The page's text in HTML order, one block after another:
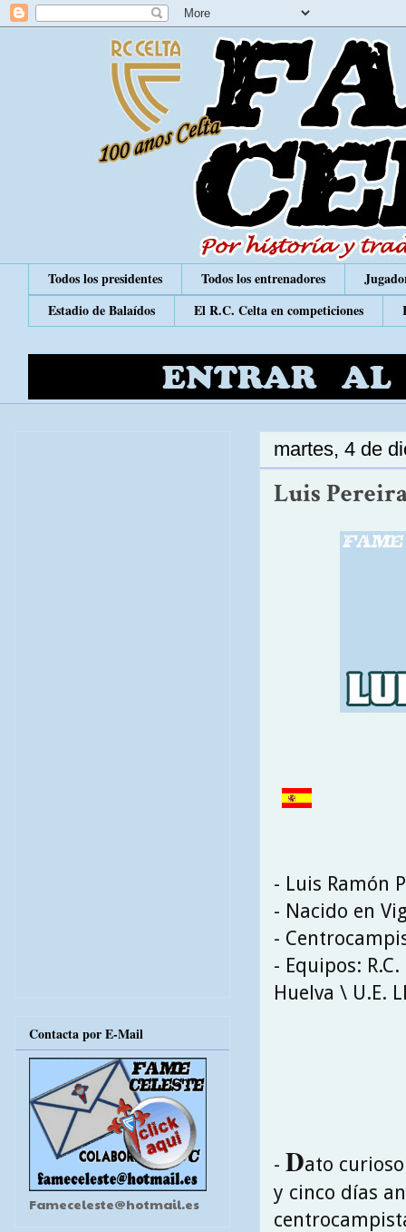
Todos los presidentes Todos los entrenadores
Estadio de Balaídos
El R.C. Celta en competiciones
martes, 4 de
Luis
- Luis Ramón
- Nacido en
-
- Equipos:
Huelva \ U.E.
- Dato
y cinco días
Contacta por E-Mail
Fameceleste@hotmail.es